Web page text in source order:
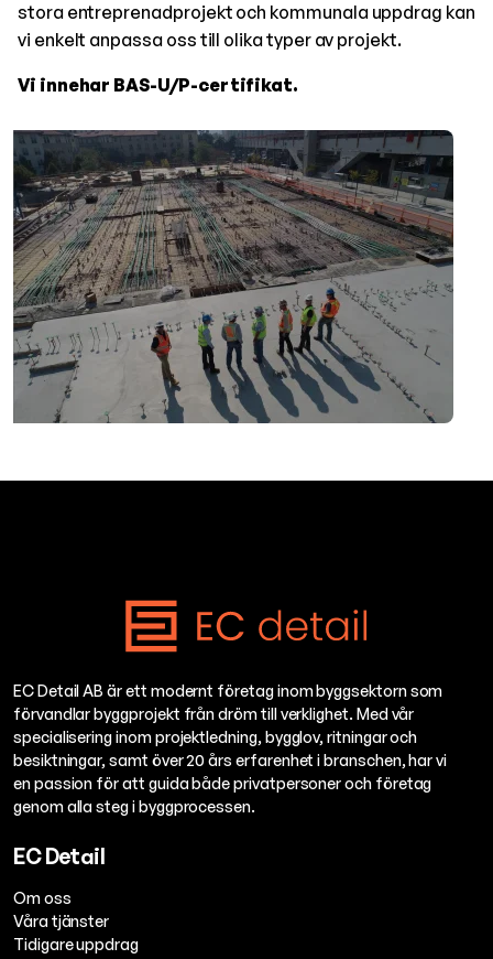
stora entreprenadprojekt och kommunala uppdrag kan
vi enkelt anpassa oss till olika typer av projekt.
Vi innehar BAS-U/P-certifikat.
EC Detail AB är ett modernt företag inom byggsektorn som
förvandlar byggprojekt från dröm till verklighet. Med vår
specialisering inom projektledning, bygglov, ritningar och
besiktningar, samt över 20 års erfarenhet i branschen, har vi
en passion för att guida både privatpersoner och företag
genom alla steg i byggprocessen.
EC Detail
Om oss
Våra tjänster
Tidigare uppdrag